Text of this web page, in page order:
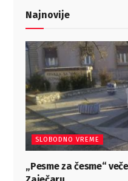
Najnovije
SLOBODNO VREME
„Pesme za česme“